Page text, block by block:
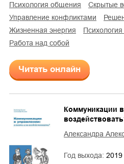
психология общения
скрытые
управление конфликтами
жизненная энергия
работа над собой
Читать онлайн
Коммуникации
Александра
Год выхода: 2019